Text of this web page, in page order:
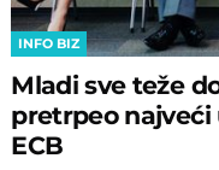
INFO BIZ
Mladi sve teže
pretrpeo
ECB